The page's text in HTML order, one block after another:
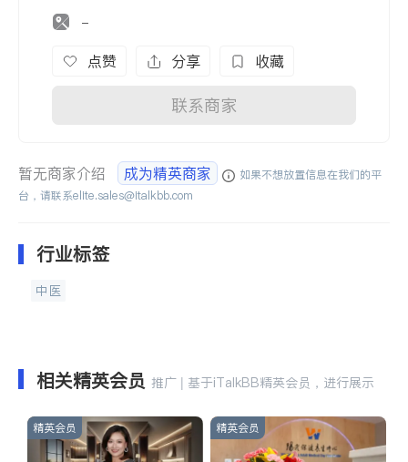
-
点赞 分享 收藏
联系商家
暂无商家介绍 成为精英商家
如果不想放置信息在我们的平
台，请联系elite.sales@italkbb.com
行业标签
中医
相关精英会员 推广 | 基于iTalkBB精英会员，进行展示
精英会员 精英会员